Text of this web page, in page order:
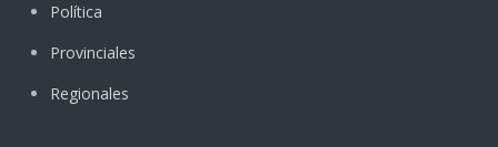
Política
Provinciales
Regionales